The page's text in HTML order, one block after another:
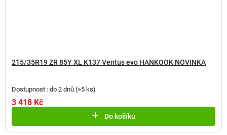
215/35R19 ZR 85Y XL K137 Ventus evo HANKOOK NOVINKA
Dostupnost : do 2 dnů (>5 ks)
3 418 Kč
Do košíku